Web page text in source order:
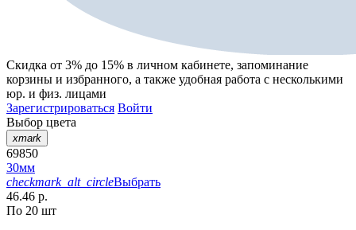
Скидка от 3% до 15% в личном кабинете, запоминание
корзины и избранного, а также удобная работа с несколькими
юр. и физ. лицами
Зарегистрироваться Войти
Выбор цвета
xmark
69850
30мм
checkmark_alt_circleВыбрать
46.46 р.
По 20 шт